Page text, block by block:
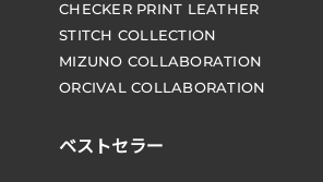
CHECKER PRINT LEATHER
STITCH COLLECTION
MIZUNO COLLABORATION
ORCIVAL COLLABORATION
ベストセラー